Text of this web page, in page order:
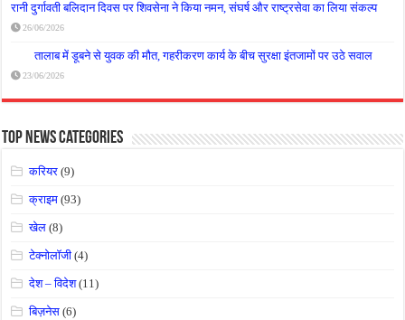
रानी दुर्गावती बलिदान दिवस पर शिवसेना ने किया नमन, संघर्ष और राष्ट्रसेवा का लिया संकल्प
26/06/2026
तालाब में डूबने से युवक की मौत, गहरीकरण कार्य के बीच सुरक्षा इंतजामों पर उठे सवाल
23/06/2026
Top News Categories
करियर (9)
क्राइम (93)
खेल (8)
टेक्नोलॉजी (4)
देश – विदेश(11)
बिज़नेस (6)